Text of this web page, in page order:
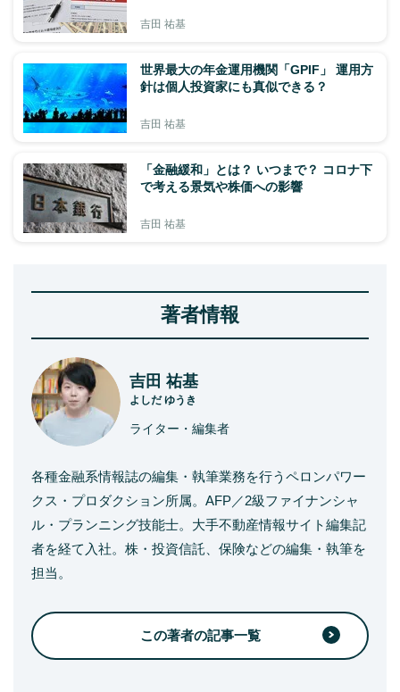
吉田 祐基
世界最大の年金運用機関「GPIF」 運用方
針は個人投資家にも真似できる？
吉田 祐基
「金融緩和」とは？ いつまで？ コロナ下
で考える景気や株価への影響
吉田 祐基
著者情報
吉田 祐基
よしだ ゆうき
ライター・編集者
各種金融系情報誌の編集・執筆業務を行うペロンパワー
クス・プロダクション所属。AFP／2級ファイナンシャ
ル・プランニング技能士。大手不動産情報サイト編集記
者を経て入社。株・投資信託、保険などの編集・執筆を
担当。
この著者の記事一覧